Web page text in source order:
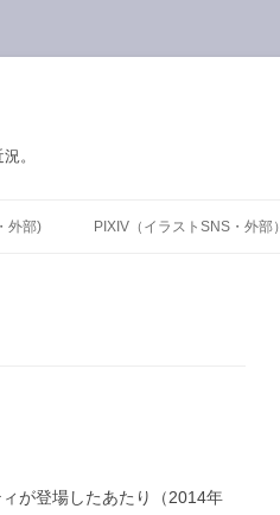
。
外部) PIXIV（イラストSNS・外部）
が登場したあたり（2014年